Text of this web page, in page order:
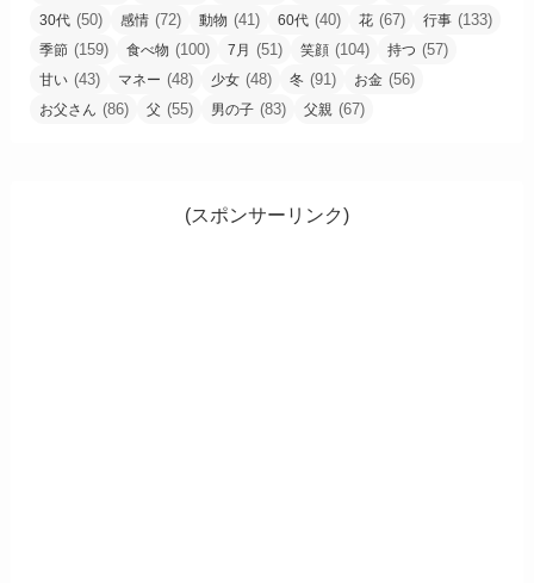
30代 (50) 感情 (72) 動物 (41) 60代 (40) 花 (67) 行事 (133)
季節 (159) 食べ物 (100) 7月 (51) 笑顔 (104) 持つ (57)
甘い (43) マネー (48) 少女 (48) 冬 (91) お金 (56)
お父さん (86) 父 (55) 男の子 (83) 父親 (67)
(スポンサーリンク)